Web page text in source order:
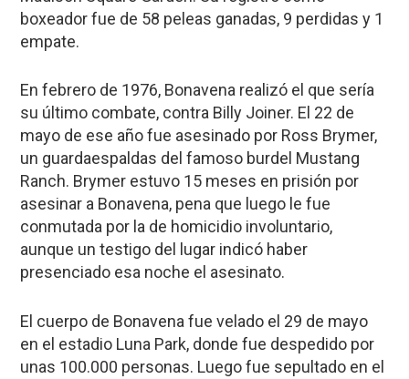
boxeador fue de 58 peleas ganadas, 9 perdidas y 1
empate.
En febrero de 1976, Bonavena realizó el que sería
su último combate, contra Billy Joiner. El 22 de
mayo de ese año fue asesinado por Ross Brymer,
un guardaespaldas del famoso burdel Mustang
Ranch. Brymer estuvo 15 meses en prisión por
asesinar a Bonavena, pena que luego le fue
conmutada por la de homicidio involuntario,
aunque un testigo del lugar indicó haber
presenciado esa noche el asesinato.
El cuerpo de Bonavena fue velado el 29 de mayo
en el estadio Luna Park, donde fue despedido por
unas 100.000 personas. Luego fue sepultado en el